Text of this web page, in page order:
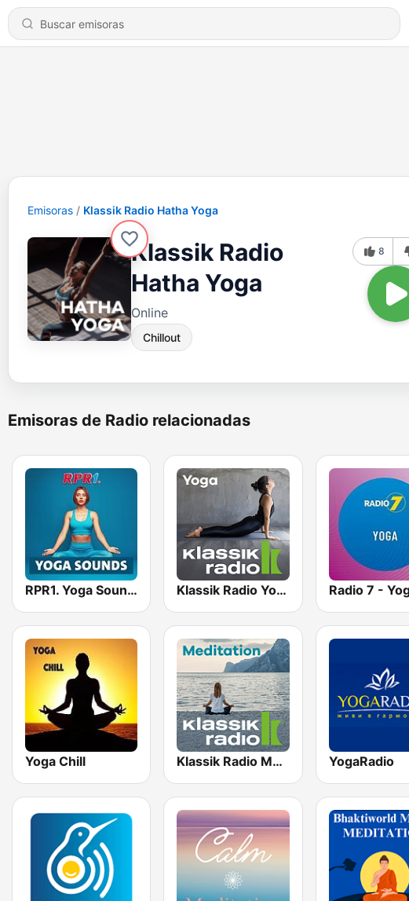
Emisoras Klassik Radio Hatha Yoga
Klassik Radio
Hatha Yoga
Online
Chillout
8
Emisoras de Radio relacionadas
RPR1. Yoga Sounds Klassik Radio Yoga Radio 7 -
Yoga Chill Klassik Radio Meditation YogaRadio